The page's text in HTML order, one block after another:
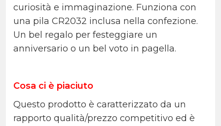
curiosità e immaginazione. Funziona con
una pila CR2032 inclusa nella confezione.
Un bel regalo per festeggiare un
anniversario o un bel voto in pagella.
Cosa ci è piaciuto
Questo prodotto è caratterizzato da un
rapporto qualità/prezzo competitivo ed è